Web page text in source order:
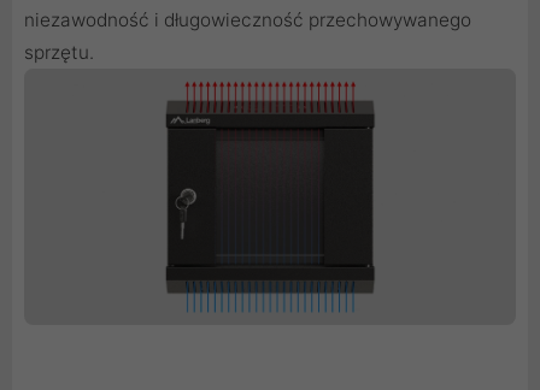
niezawodność i długowieczność przechowywanego
sprzętu.